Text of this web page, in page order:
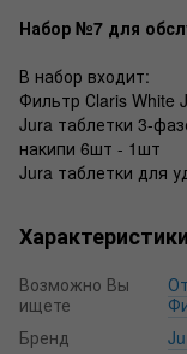
Набор №7 для
В набор входит:
Фильтр Сlaris White
Jura таблетки 3-
накипи 6шт - 1шт
Jura таблетки для
Характеристики
Возможно Вы
ищете
Бренд